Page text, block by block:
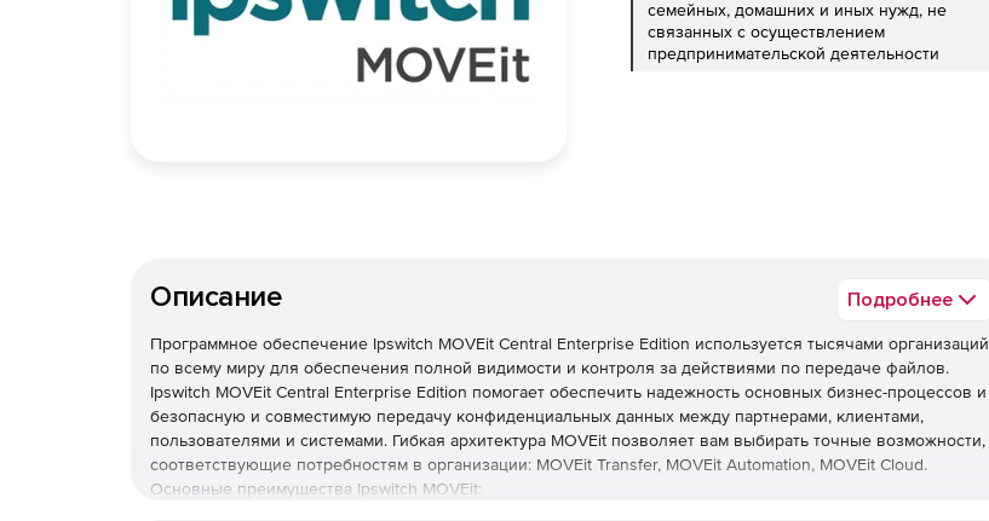
семейных, домашних и иных нужд, не
связанных с осуществлением
предпринимательской деятельности
Описание Подробнее
Программное обеспечение Ipswitch MOVEit Central Enterprise Edition используется тысячами организаций
по всему миру для обеспечения полной видимости и контроля за действиями по передаче файлов.
Ipswitch MOVEit Central Enterprise Edition помогает обеспечить надежность основных бизнес-процессов и
безопасную и совместимую передачу конфиденциальных данных между партнерами, клиентами,
пользователями и системами. Гибкая архитектура MOVEit позволяет вам выбирать точные возможности,
соответствующие потребностям в организации: MOVEit Transfer, MOVEit Automation, MOVEit Cloud.
Основные преимущества Ipswitch MOVEit: